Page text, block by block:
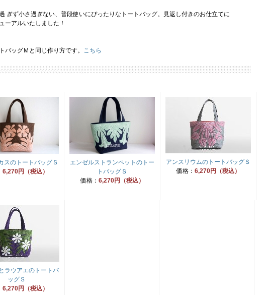
ぎず小さ過ぎない、普段使いにぴったりなトートバッグ。見返し付きのお仕立てに
ーアルいたしました！
バッグＭと同じ作り方です。 こちら
スのトートバッグＳ
6,270円（税込）
エンゼルストランペットのトー
トバッグＳ
価格： 6,270円（税込）
アンスリウムのトートバッグＳ
価格： 6,270円（税込）
ラウアエのトートバ
ッグＳ
6,270円（税込）